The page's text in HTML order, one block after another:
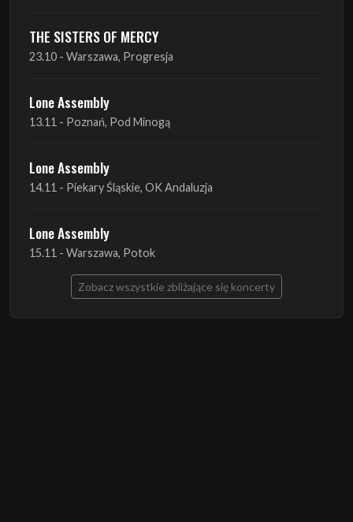
Lone Assembly
Lone Assembly
14.11 - Piekary Śląskie, OK Andaluzja
Lone Assembly
15.11 - Warszawa, Potok